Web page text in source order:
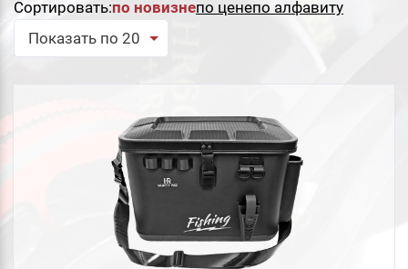
Сбросить
Сортировать:по новизнепо ценепо алфавиту
Показать по 20